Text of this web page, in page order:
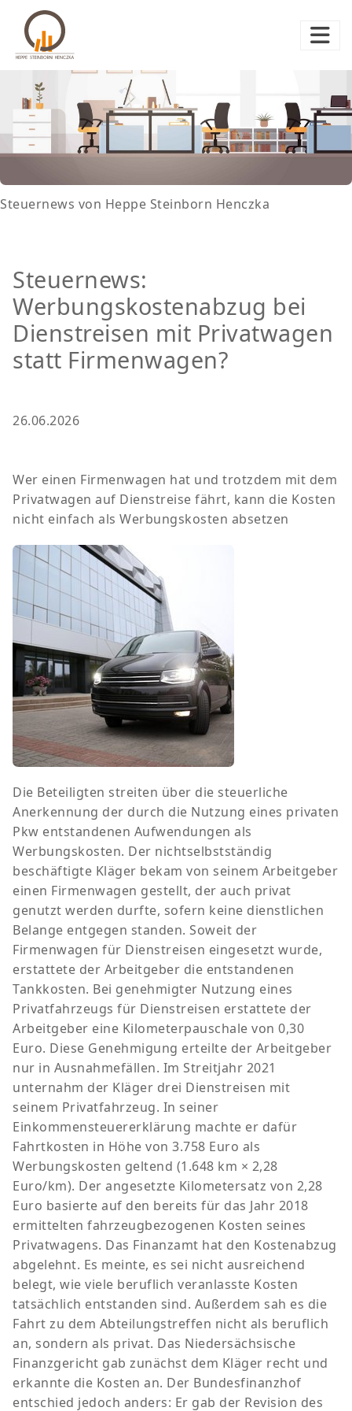
Steuernews von Heppe Steinborn Henczka
Steuernews:
Werbungskostenabzug bei
Dienstreisen mit Privatwagen
statt Firmenwagen?
26.06.2026
Wer einen Firmenwagen hat und trotzdem mit dem
Privatwagen auf Dienstreise fährt, kann die Kosten
nicht einfach als Werbungskosten absetzen
Die Beteiligten streiten über die steuerliche
Anerkennung der durch die Nutzung eines privaten
Pkw entstandenen Aufwendungen als
Werbungskosten. Der nichtselbstständig
beschäftigte Kläger bekam von seinem Arbeitgeber
einen Firmenwagen gestellt, der auch privat
genutzt werden durfte, sofern keine dienstlichen
Belange entgegen standen. Soweit der
Firmenwagen für Dienstreisen eingesetzt wurde,
erstattete der Arbeitgeber die entstandenen
Tankkosten. Bei genehmigter Nutzung eines
Privatfahrzeugs für Dienstreisen erstattete der
Arbeitgeber eine Kilometerpauschale von 0,30
Euro. Diese Genehmigung erteilte der Arbeitgeber
nur in Ausnahmefällen. Im Streitjahr 2021
unternahm der Kläger drei Dienstreisen mit
seinem Privatfahrzeug. In seiner
Einkommensteuererklärung machte er dafür
Fahrtkosten in Höhe von 3.758 Euro als
Werbungskosten geltend (1.648 km × 2,28
Euro/km). Der angesetzte Kilometersatz von 2,28
Euro basierte auf den bereits für das Jahr 2018
ermittelten fahrzeugbezogenen Kosten seines
Privatwagens. Das Finanzamt hat den Kostenabzug
abgelehnt. Es meinte, es sei nicht ausreichend
belegt, wie viele beruflich veranlasste Kosten
tatsächlich entstanden sind. Außerdem sah es die
Fahrt zu dem Abteilungstreffen nicht als beruflich
an, sondern als privat. Das Niedersächsische
Finanzgericht gab zunächst dem Kläger recht und
erkannte die Kosten an. Der Bundesfinanzhof
entschied jedoch anders: Er gab der Revision des